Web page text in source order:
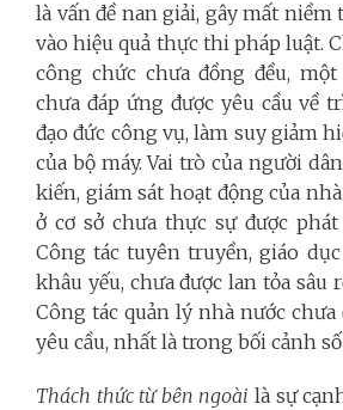
là vấn đề nan giải, gây mất
vào hiệu quả thực thi pháp luật.
công chức chưa đồng đều,
chưa đáp ứng được yêu cầu về
đạo đức công vụ, làm suy giảm
của bộ máy. Vai trò của người
kiến, giám sát hoạt động của
ở cơ sở chưa thực sự được
Công tác tuyên truyền, giáo
khâu yếu, chưa được lan tỏa sâu
Công tác quản lý nhà nước chưa
yêu cầu, nhất là trong bối cảnh
Thách thức từ bên ngoài là sự